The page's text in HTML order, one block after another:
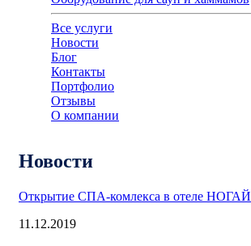
Все услуги
Новости
Блог
Контакты
Портфолио
Отзывы
О компании
Новости
Открытие СПА-комлекса в отеле НОГАЙ
11.12.2019